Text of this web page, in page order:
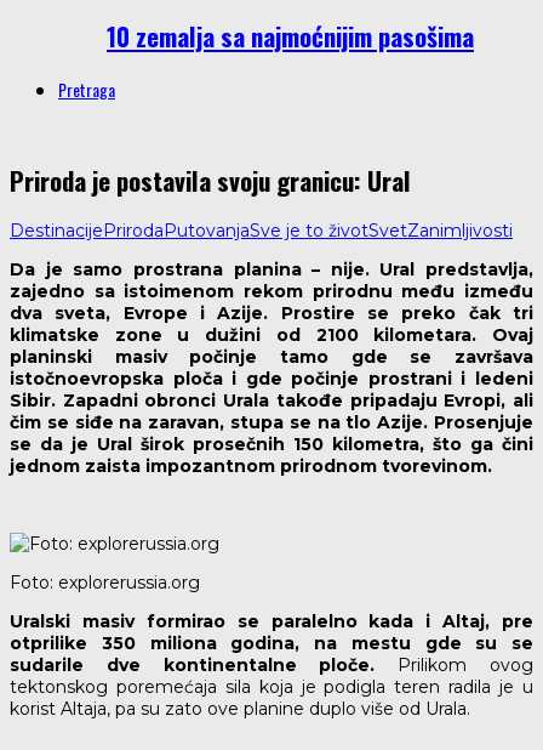
10 zemalja sa najmoćnijim pasošima
Pretraga
Priroda je postavila svoju granicu: Ural
Destinacije Priroda PutovanjaSve je to životSvetZanimljivosti
Da je samo prostrana planina – nije. Ural predstavlja,
zajedno sa istoimenom rekom prirodnu među između
dva sveta, Evrope i Azije. Prostire se preko čak tri
klimatske zone u dužini od 2100 kilometara. Ovaj
planinski masiv počinje tamo gde se završava
istočnoevropska ploča i gde počinje prostrani i ledeni
Sibir. Zapadni obronci Urala takođe pripadaju Evropi, ali
čim se siđe na zaravan, stupa se na tlo Azije. Prosenjuje
se da je Ural širok prosečnih 150 kilometra, što ga čini
jednom zaista impozantnom prirodnom tvorevinom.
Foto: explorerussia.org
Uralski masiv formirao se paralelno kada i Altaj, pre
otprilike 350 miliona godina, na mestu gde su se
sudarile dve kontinentalne ploče.
Prilikom ovog
tektonskog poremećaja sila koja je podigla teren radila je u
korist Altaja, pa su zato ove planine duplo više od Urala.